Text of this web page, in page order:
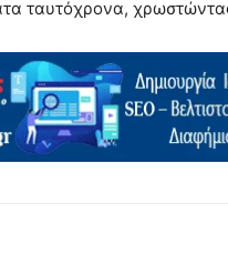
ταυτόχρονα,